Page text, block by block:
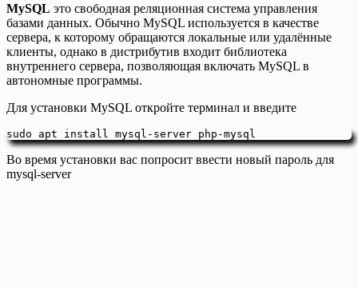
MySQL это свободная реляционная система управления
базами данных. Обычно MySQL используется в качестве
сервера, к которому обращаются локальные или удалённые
клиенты, однако в дистрибутив входит библиотека
внутреннего сервера, позволяющая включать MySQL в
автономные программы.
Для установки MySQL откройте терминал и введите
sudo apt install mysql-server php-mysql
Во время установки вас попросит ввести новый пароль для
mysql-server